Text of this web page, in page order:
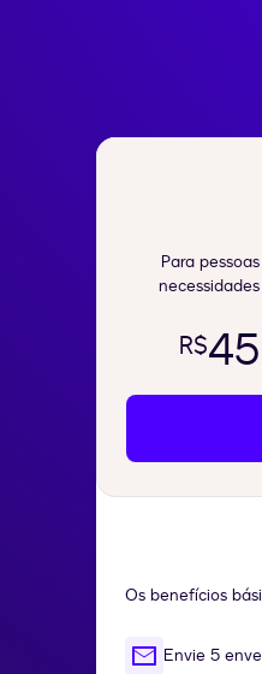
Para
R$45
Os benefícios
Envie 5